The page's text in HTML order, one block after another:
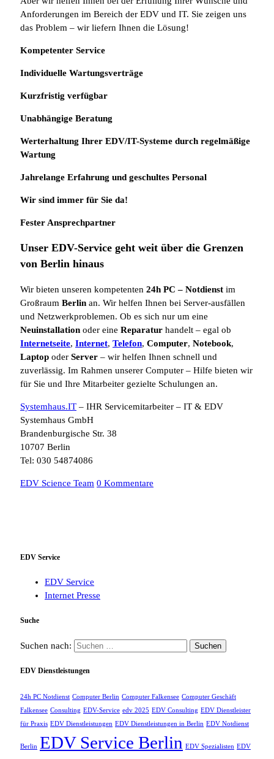
Anforderungen im Bereich der EDV und IT. Sie zeigen uns
das Problem – wir liefern Ihnen die Lösung!
Kompetenter Service
Individuelle Wartungsverträge
Kurzfristig verfügbar
Unabhängige Beratung
Werterhaltung Ihrer EDV/IT-Systeme durch regelmäßige
Wartung
Jahrelange Erfahrung und geschultes Personal
Wir sind immer für Sie da!
Fester Ansprechpartner
Unser EDV-Service geht weit über die Grenzen
von Berlin hinaus
Wir bieten unseren kompetenten 24h PC – Notdienst im
Großraum Berlin an. Wir helfen Ihnen bei Server-ausfällen
und Netzwerkproblemen. Ob es sich nur um eine
Neuinstallation oder eine Reparatur handelt – egal ob
Internetseite, Internet, Telefon, Computer, Notebook,
Laptop oder Server – wir helfen Ihnen schnell und
zuverlässig. Im Rahmen unserer Computer – Hilfe bieten wir
für Sie und Ihre Mitarbeiter gezielte Schulungen an.
Systemhaus.IT – IHR Servicemitarbeiter – IT & EDV
Systemhaus GmbH
Brandenburgische Str. 38
10707 Berlin
Tel: 030 54874086
EDV Science Team 0 Kommentare
EDV Service
EDV Service
Internet Presse
Suche
Suchen nach:
EDV Dienstleistungen
24h PC Notdienst Computer Berlin Computer Falkensee Computer Geschäft
Falkensee Consulting EDV-Service edv 2025 EDV Consulting EDV Dienstleister
für Praxis EDV Dienstleistungen EDV Dienstleistungen in Berlin EDV Notdienst
Berlin EDV Service Berlin EDV Spezialisten EDV